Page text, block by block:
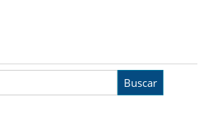
Buscar